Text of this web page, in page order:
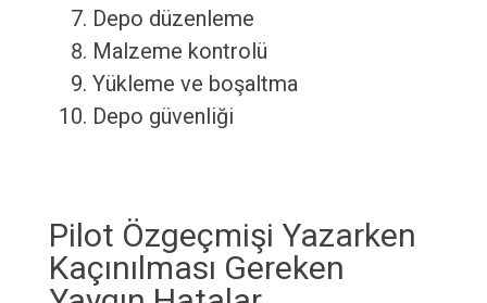
Depo düzenleme
Malzeme kontrolü
Yükleme ve boşaltma
Depo güvenliği
Pilot Özgeçmişi Yazarken
Kaçınılması Gereken